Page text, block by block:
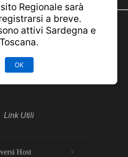
Giulia Italia
Link Utili
Host
Regionale sarà
a breve.
attivi Sardegna e
Toscana.
OK